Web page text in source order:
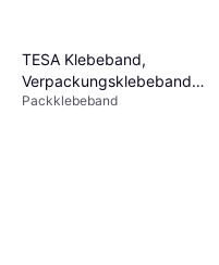
TESA Klebeband,
Verpackungsklebeband
(50mm, 66m, 1Stück)
Packklebeband